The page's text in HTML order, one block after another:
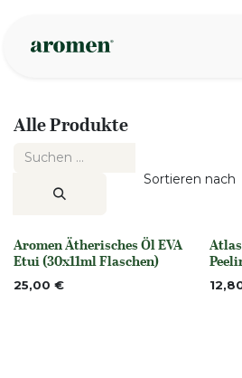
Alle Produkte
Sortieren nach
None
Aromen Ätherisches Öl EVA
Etui (30x11ml Flaschen)
25,00 €